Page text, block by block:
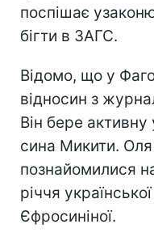
поспішає
бігти в ЗАГС.
Відомо, що у
відносин з
Він бере активну
сина Микити. Оля
познайомилися
річчя
Єфросиніної.